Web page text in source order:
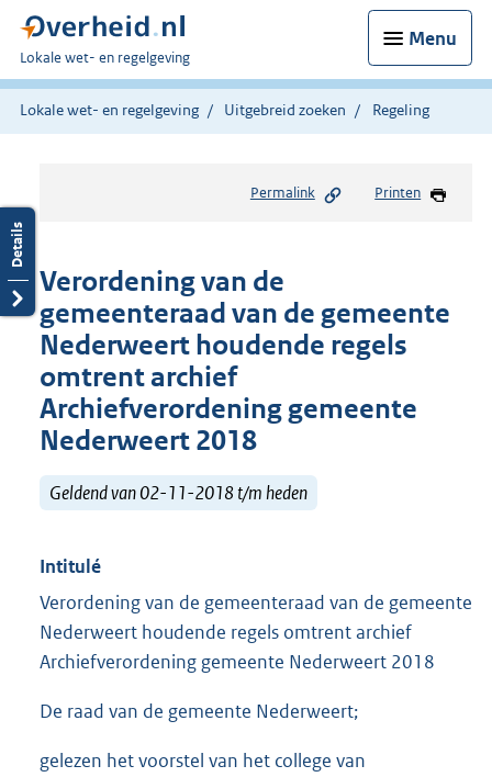
Menu
U
bent
hier:
Lokale wet- en regelgeving
Lokale wet- en regelgeving Uitgebreid zoeken Regeling
Permalink Printen
Verordening van de
gemeenteraad van de gemeente
Nederweert houdende regels
omtrent archief
Archiefverordening gemeente
Nederweert 2018
Geldend van 02-11-2018 t/m heden
Intitulé
Verordening van de gemeenteraad van de gemeente
Nederweert houdende regels omtrent archief
Archiefverordening gemeente Nederweert 2018
De raad van de gemeente Nederweert;
gelezen het voorstel van het college van